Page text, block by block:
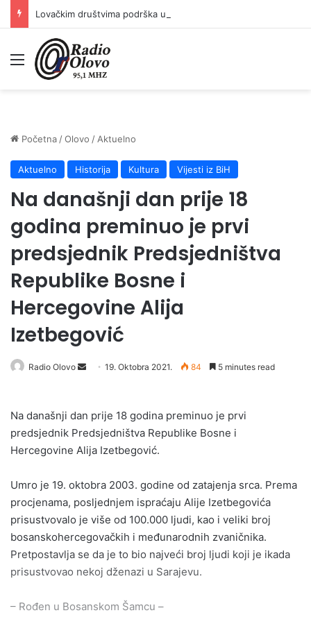
Lovačkim društvima podrška u iznosu od 138.000 KM
Meni
Početna /Olovo / Aktuelno
Aktuelno Historija Kultura Vijesti iz BiH
Na današnji dan prije 18
godina preminuo je prvi
predsjednik Predsjedništva
Republike Bosne i
Hercegovine Alija
Izetbegović
Radio Olovo
Send19. Oktobra 2021. 84 5 minutes read
Na današnji dan prije 18 godina preminuo je prvi
predsjednik Predsjedništva Republike Bosne i
Hercegovine Alija Izetbegović.
Umro je 19. oktobra 2003. godine od zatajenja srca. Prema
procjenama, posljednjem ispraćaju Alije Izetbegovića
prisustvovalo je više od 100.000 ljudi, kao i veliki broj
bosanskohercegovačkih i međunarodnih zvaničnika.
Pretpostavlja se da je to bio najveći broj ljudi koji je ikada
prisustvovao nekoj dženazi u Sarajevu.
– Rođen u Bosanskom Šamcu –